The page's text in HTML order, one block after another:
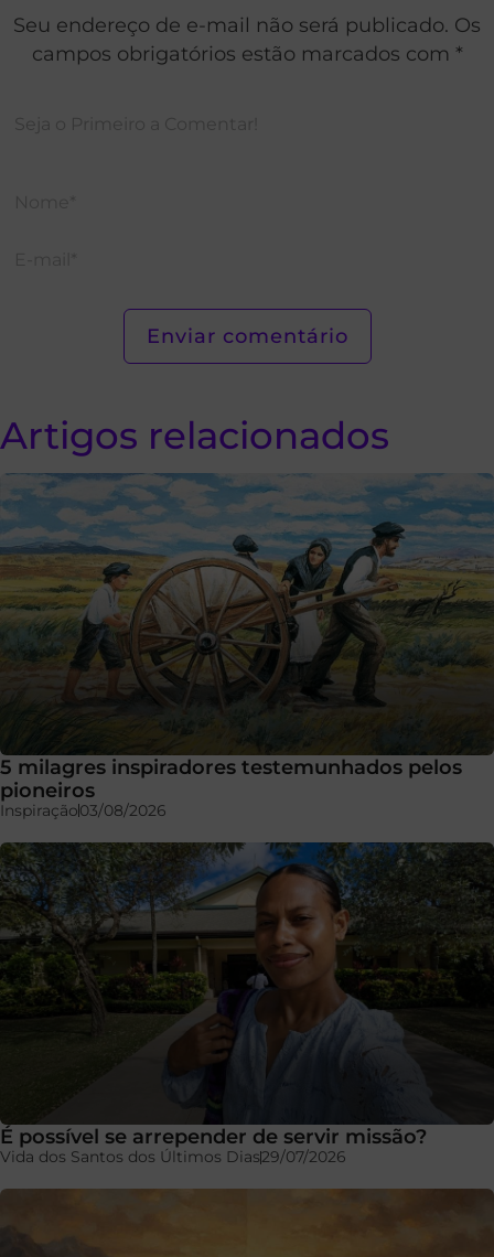
Seu endereço de e-mail não será publicado. Os
campos obrigatórios estão marcados com *
Artigos relacionados
5 milagres inspiradores testemunhados pelos
pioneiros
Inspiração03/08/2026
É possível se arrepender de servir missão?
Vida dos Santos dos Últimos Dias29/07/2026